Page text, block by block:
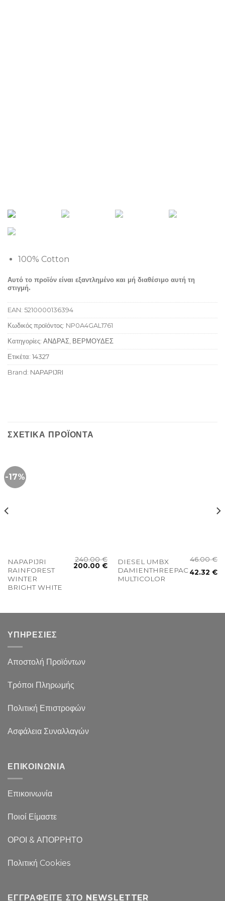
100% Cotton
Αυτό το προϊόν είναι εξαντλημένο και μή διαθέσιμο αυτή τη
στιγμή.
EAN: 5210000136394
Κωδικός προϊόντος: NP0A4GAL1761
Κατηγορίες: ΑΝΔΡΑΣ, ΒΕΡΜΟΥΔΕΣ
Ετικέτα: 14327
Brand: NAPAPIJRI
ΣΧΕΤΙΚΆ ΠΡΟΪΌΝΤΑ
-17%
NAPAPIJRI
RAINFOREST
WINTER
BRIGHT WHITE
240.00€
200.00€
DIESEL UMBX
DAMIENTHREEPACK
MULTICOLOR
46.00€
42.32€
ΥΠΗΡΕΣΙΕΣ
Αποστολή Προϊόντων
Τρόποι Πληρωμής
Πολιτική Επιστροφών
Ασφάλεια Συναλλαγών
ΕΠΙΚΟΙΝΩΝΙΑ
Επικοινωνία
Ποιοί Είμαστε
ΟΡΟΙ & ΑΠΟΡΡΗΤΟ
Πολιτική Cookies
ΕΓΓΡΑΦΕΊΤΕ ΣΤΟ NEWSLETTER